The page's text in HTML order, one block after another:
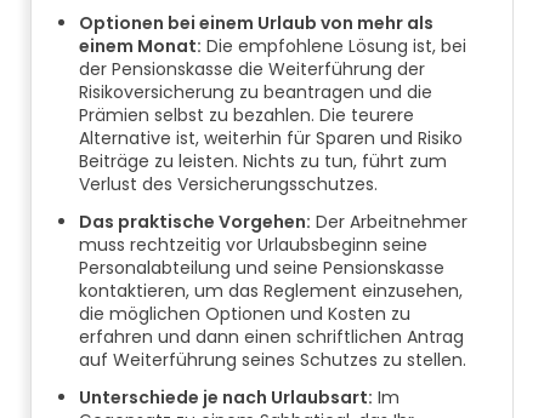
Optionen bei einem Urlaub von mehr als
einem Monat: Die empfohlene Lösung ist, bei
der Pensionskasse die Weiterführung der
Risikoversicherung zu beantragen und die
Prämien selbst zu bezahlen. Die teurere
Alternative ist, weiterhin für Sparen und Risiko
Beiträge zu leisten. Nichts zu tun, führt zum
Verlust des Versicherungsschutzes.
Das praktische Vorgehen: Der Arbeitnehmer
muss rechtzeitig vor Urlaubsbeginn seine
Personalabteilung und seine Pensionskasse
kontaktieren, um das Reglement einzusehen,
die möglichen Optionen und Kosten zu
erfahren und dann einen schriftlichen Antrag
auf Weiterführung seines Schutzes zu stellen.
Unterschiede je nach Urlaubsart: Im